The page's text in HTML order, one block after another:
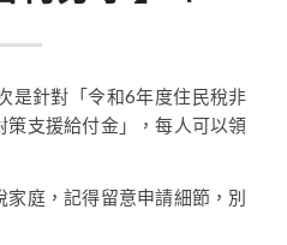
是針對「令和6年度住民稅非
策支援給付金」，每人可以領
庭，記得留意申請細節，別